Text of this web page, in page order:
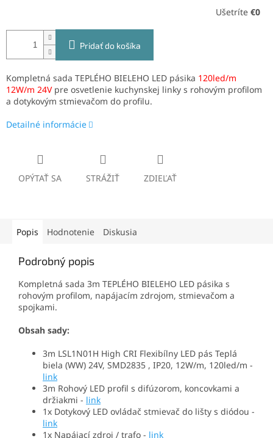
Ušetríte €0
Pridať do košíka
Kompletná sada TEPLÉHO BIELEHO LED pásika 120led/m
12W/m 24Vpre osvetlenie kuchynskej linky s rohovým profilom
a dotykovým stmievačom do profilu.
Detailné informácie
OPÝTAŤ SA STRÁŽIŤ ZDIEĽAŤ
Popis Hodnotenie Diskusia
Podrobný popis
Kompletná sada 3m TEPLÉHO BIELEHO LED pásika s
rohovým profilom, napájacím zdrojom, stmievačom a
spojkami.
Obsah sady:
3m LSL1N01H High CRI Flexibílny LED pás Teplá
biela (WW) 24V, SMD2835 , IP20, 12W/m, 120led/m -
link
3m Rohový LED profil s difúzorom, koncovkami a
držiakmi - link
1x Dotykový LED ovládač stmievač do lišty s diódou -
link
1x Napájací zdroj / trafo - link